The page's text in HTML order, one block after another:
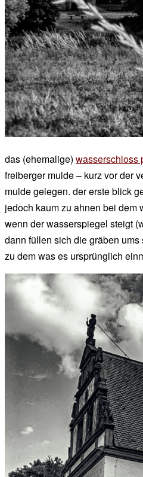
das (ehemalige) wasserschloss
freiberger mulde – kurz vor der
mulde gelegen. der erste blick
jedoch kaum zu ahnen bei dem
wenn der wasserspiegel steigt
dann füllen sich die gräben
zu dem was es ursprünglich